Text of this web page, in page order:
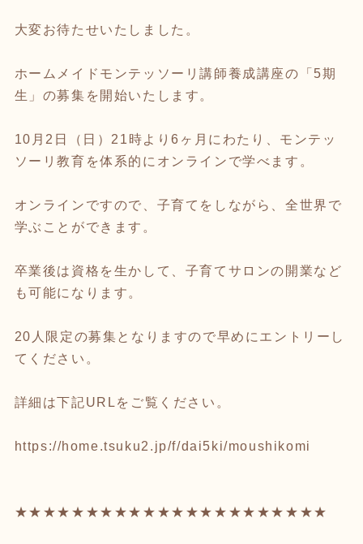
大変お待たせいたしました。
ホームメイドモンテッソーリ講師養成講座の「5期
生」の募集を開始いたします。
10月2日（日）21時より6ヶ月にわたり、モンテッ
ソーリ教育を体系的にオンラインで学べます。
オンラインですので、子育てをしながら、全世界で
学ぶことができます。
卒業後は資格を生かして、子育てサロンの開業など
も可能になります。
20人限定の募集となりますので早めにエントリーし
てください。
詳細は下記URLをご覧ください。
https://home.tsuku2.jp/f/dai5ki/moushikomi
★★★★★★★★★★★★★★★★★★★★★★